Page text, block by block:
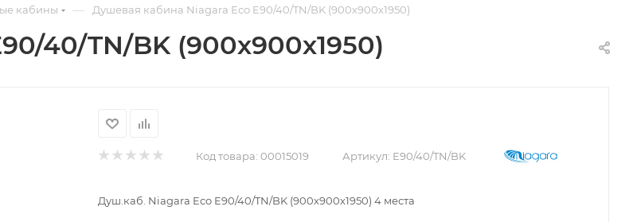
кабины — Душевая кабина Niagara Eco E90/40/TN/BK (900х900х1950)
40/TN/BK (900х900х1950)
Код товара: 00015019 Артикул: E90/40/TN/BK
Душ.каб. Niagara Eco E90/40/TN/BK (900х900х1950) 4 места